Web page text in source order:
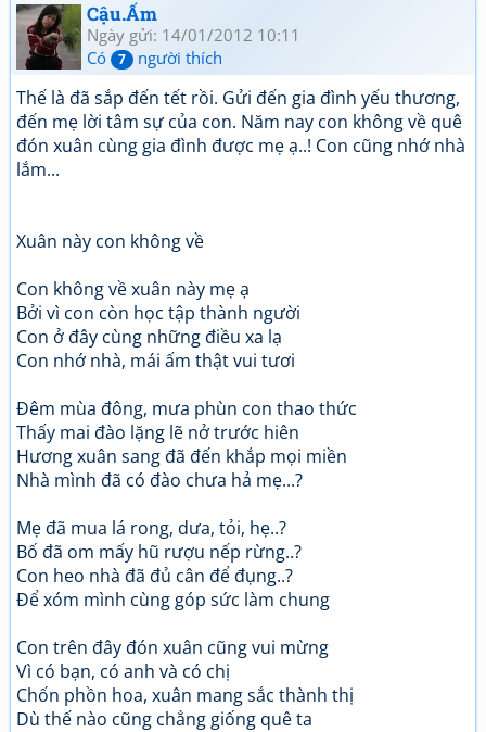
Cậu.Ấm
Ngày gửi: 14/01/2012 10:11
Có
7 người thích
Thế là đã sắp đến tết rồi. Gửi đến gia đình yếu thương,
đến mẹ lời tâm sự của con. Năm nay con không về quê
đón xuân cùng gia đình được mẹ ạ..! Con cũng nhớ nhà
lắm...
Xuân này con không về
Con không về xuân này mẹ ạ
Bởi vì con còn học tập thành người
Con ở đây cùng những điều xa lạ
Con nhớ nhà, mái ấm thật vui tươi
Đêm mùa đông, mưa phùn con thao thức
Thấy mai đào lặng lẽ nở trước hiên
Hương xuân sang đã đến khắp mọi miền
Nhà mình đã có đào chưa hả mẹ...?
Mẹ đã mua lá rong, dưa, tỏi, hẹ..?
Bố đã om mấy hũ rượu nếp rừng..?
Con heo nhà đã đủ cân để đụng..?
Để xóm mình cùng góp sức làm chung
Con trên đây đón xuân cũng vui mừng
Vì có bạn, có anh và có chị
Chốn phồn hoa, xuân mang sắc thành thị
Dù thế nào cũng chẳng giống quê ta